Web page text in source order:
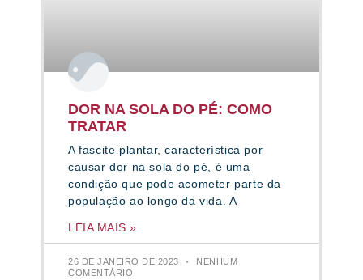
DOR NA SOLA DO PÉ: COMO
TRATAR
A fascite plantar, característica por
causar dor na sola do pé, é uma
condição que pode acometer parte da
população ao longo da vida. A
LEIA MAIS »
26 DE JANEIRO DE 2023
NENHUM
COMENTÁRIO